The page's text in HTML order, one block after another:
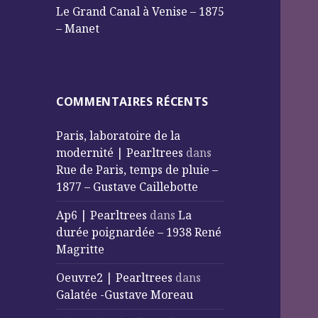
Le Grand Canal à Venise – 1875
– Manet
COMMENTAIRES RÉCENTS
Paris, laboratoire de la
modernité | Pearltrees dans
Rue de Paris, temps de pluie –
1877 – Gustave Caillebotte
Ap6 | Pearltrees dansLa
durée poignardée – 1938 René
Magritte
Oeuvre2 | Pearltrees dans
Galatée -Gustave Moreau